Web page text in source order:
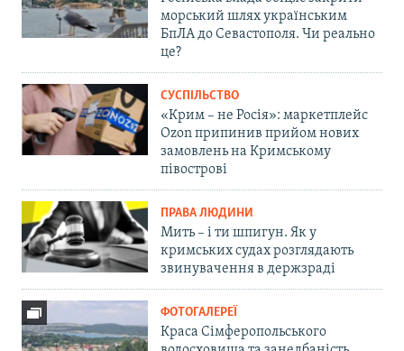
морський шлях українським
БпЛА до Севастополя. Чи реально
це?
СУСПІЛЬСТВО
«Крим – не Росія»: маркетплейс
Ozon припинив прийом нових
замовлень на Кримському
півострові
ПРАВА ЛЮДИНИ
Мить – і ти шпигун. Як у
кримських судах розглядають
звинувачення в держзраді
ФОТОГАЛЕРЕЇ
Краса Сімферопольського